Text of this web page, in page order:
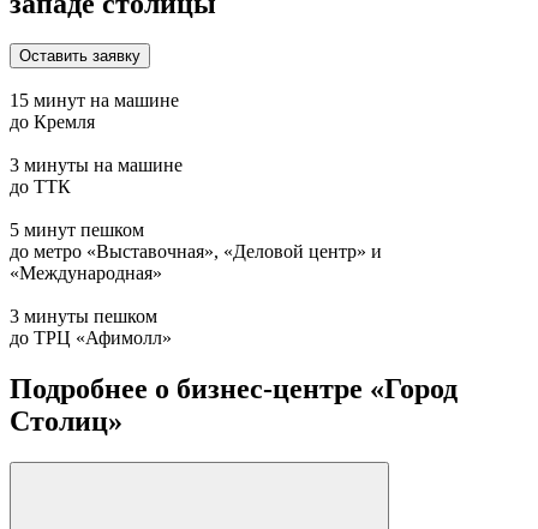
Оставить заявку
15 минут на машине
до Кремля
3 минуты на машине
до ТТК
5 минут пешком
до метро «Выставочная», «Деловой центр» и
«Международная»
3 минуты пешком
до ТРЦ «Афимолл»
Подробнее о бизнес-центре «Город
Столиц»